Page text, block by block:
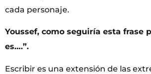
cada personaje.
Youssef, como seguiría esta frase
es….”.
Escribir es una extensión de las